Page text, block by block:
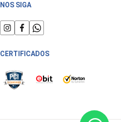
NOS SIGA
CERTIFICADOS